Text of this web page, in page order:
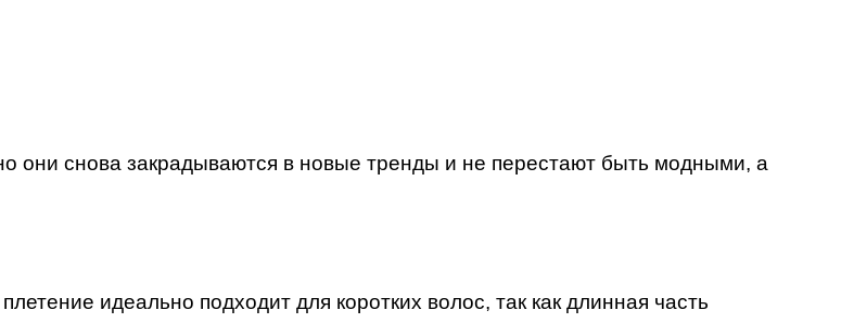
они снова закрадываются в новые тренды и не перестают быть модными, а
идеально подходит для коротких волос, так как длинная часть